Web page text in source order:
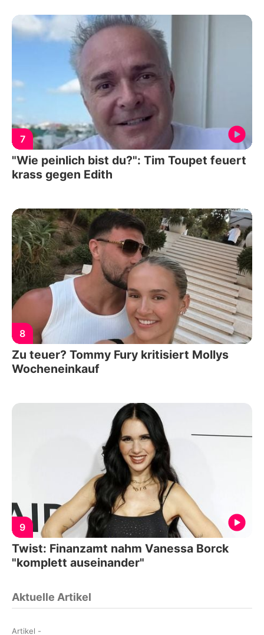
7
"Wie peinlich bist du?": Tim Toupet feuert
krass gegen Edith
8
Zu teuer? Tommy Fury kritisiert Mollys
Wocheneinkauf
9
Twist: Finanzamt nahm Vanessa Borck
"komplett auseinander"
Aktuelle Artikel
Artikel -